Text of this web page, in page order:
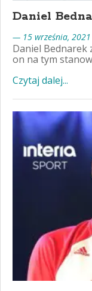
Daniel
— 15 września, 2021
Daniel Bednarek
on na tym
Czytaj dalej...